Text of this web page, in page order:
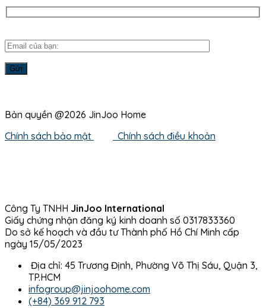
Bản quyền @2026 JinJoo Home
Chính sách bảo mật
Chính sách điều khoản
Công Ty TNHH JinJoo International
Giấy chứng nhận đăng ký kinh doanh số 0317833360
Do sở kế hoạch và đầu tư Thành phố Hồ Chí Minh cấp
ngày 15/05/2023
Địa chỉ: 45 Trương Định, Phường Võ Thị Sáu, Quận 3,
TP.HCM
infogroup@jinjoohome.com
(+84) 369 912 793